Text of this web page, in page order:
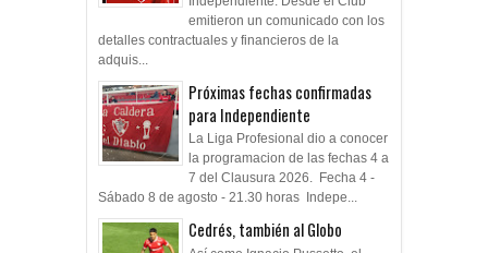
Independiente. Desde el Club
emitieron un comunicado con los
detalles contractuales y financieros de la
adquis...
Próximas fechas confirmadas
para Independiente
La Liga Profesional dio a conocer
la programacion de las fechas 4 a
Sábado 8 de agosto - 21.30 horas Indepe...
Cedrés, también al Globo